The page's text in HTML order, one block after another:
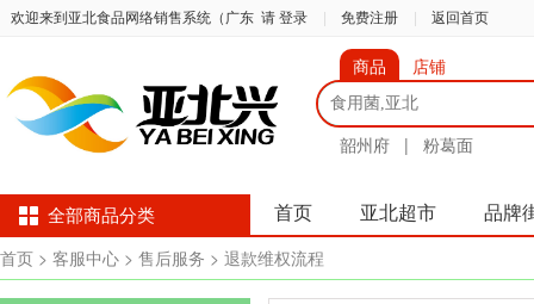
欢迎来到亚北食品网络销售系统（广东 请 登录 免费注册 返回首页
商品 店铺
韶州府 | 粉葛面
全部商品分类 首页 亚北超市 品牌
首页 > 客服中心 > 售后服务 > 退款维权流程